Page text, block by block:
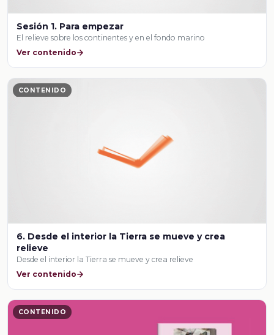
Sesión 1. Para empezar
El relieve sobre los continentes y en el fondo marino
Ver contenido
CONTENIDO
6. Desde el interior la Tierra se mueve y crea
relieve
Desde el interior la Tierra se mueve y crea relieve
Ver contenido
CONTENIDO